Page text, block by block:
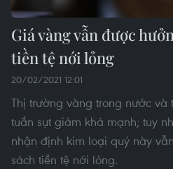
Giá vàng vẫn được
tiền tệ nới lỏng
20/02/2021 12:01
Thị trường vàng trong nước
tuần sụt giảm khá mạnh; tuy
nhận định kim loại quý này
sách tiền tệ nới lỏng.